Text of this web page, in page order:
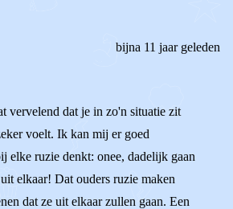
bijna 11 jaar geleden
vervelend dat je in zo'n situatie zit
voelt. Ik kan mij er goed
elke ruzie denkt: onee, dadelijk gaan
elkaar! Dat ouders ruzie maken
dat ze uit elkaar zullen gaan. Een